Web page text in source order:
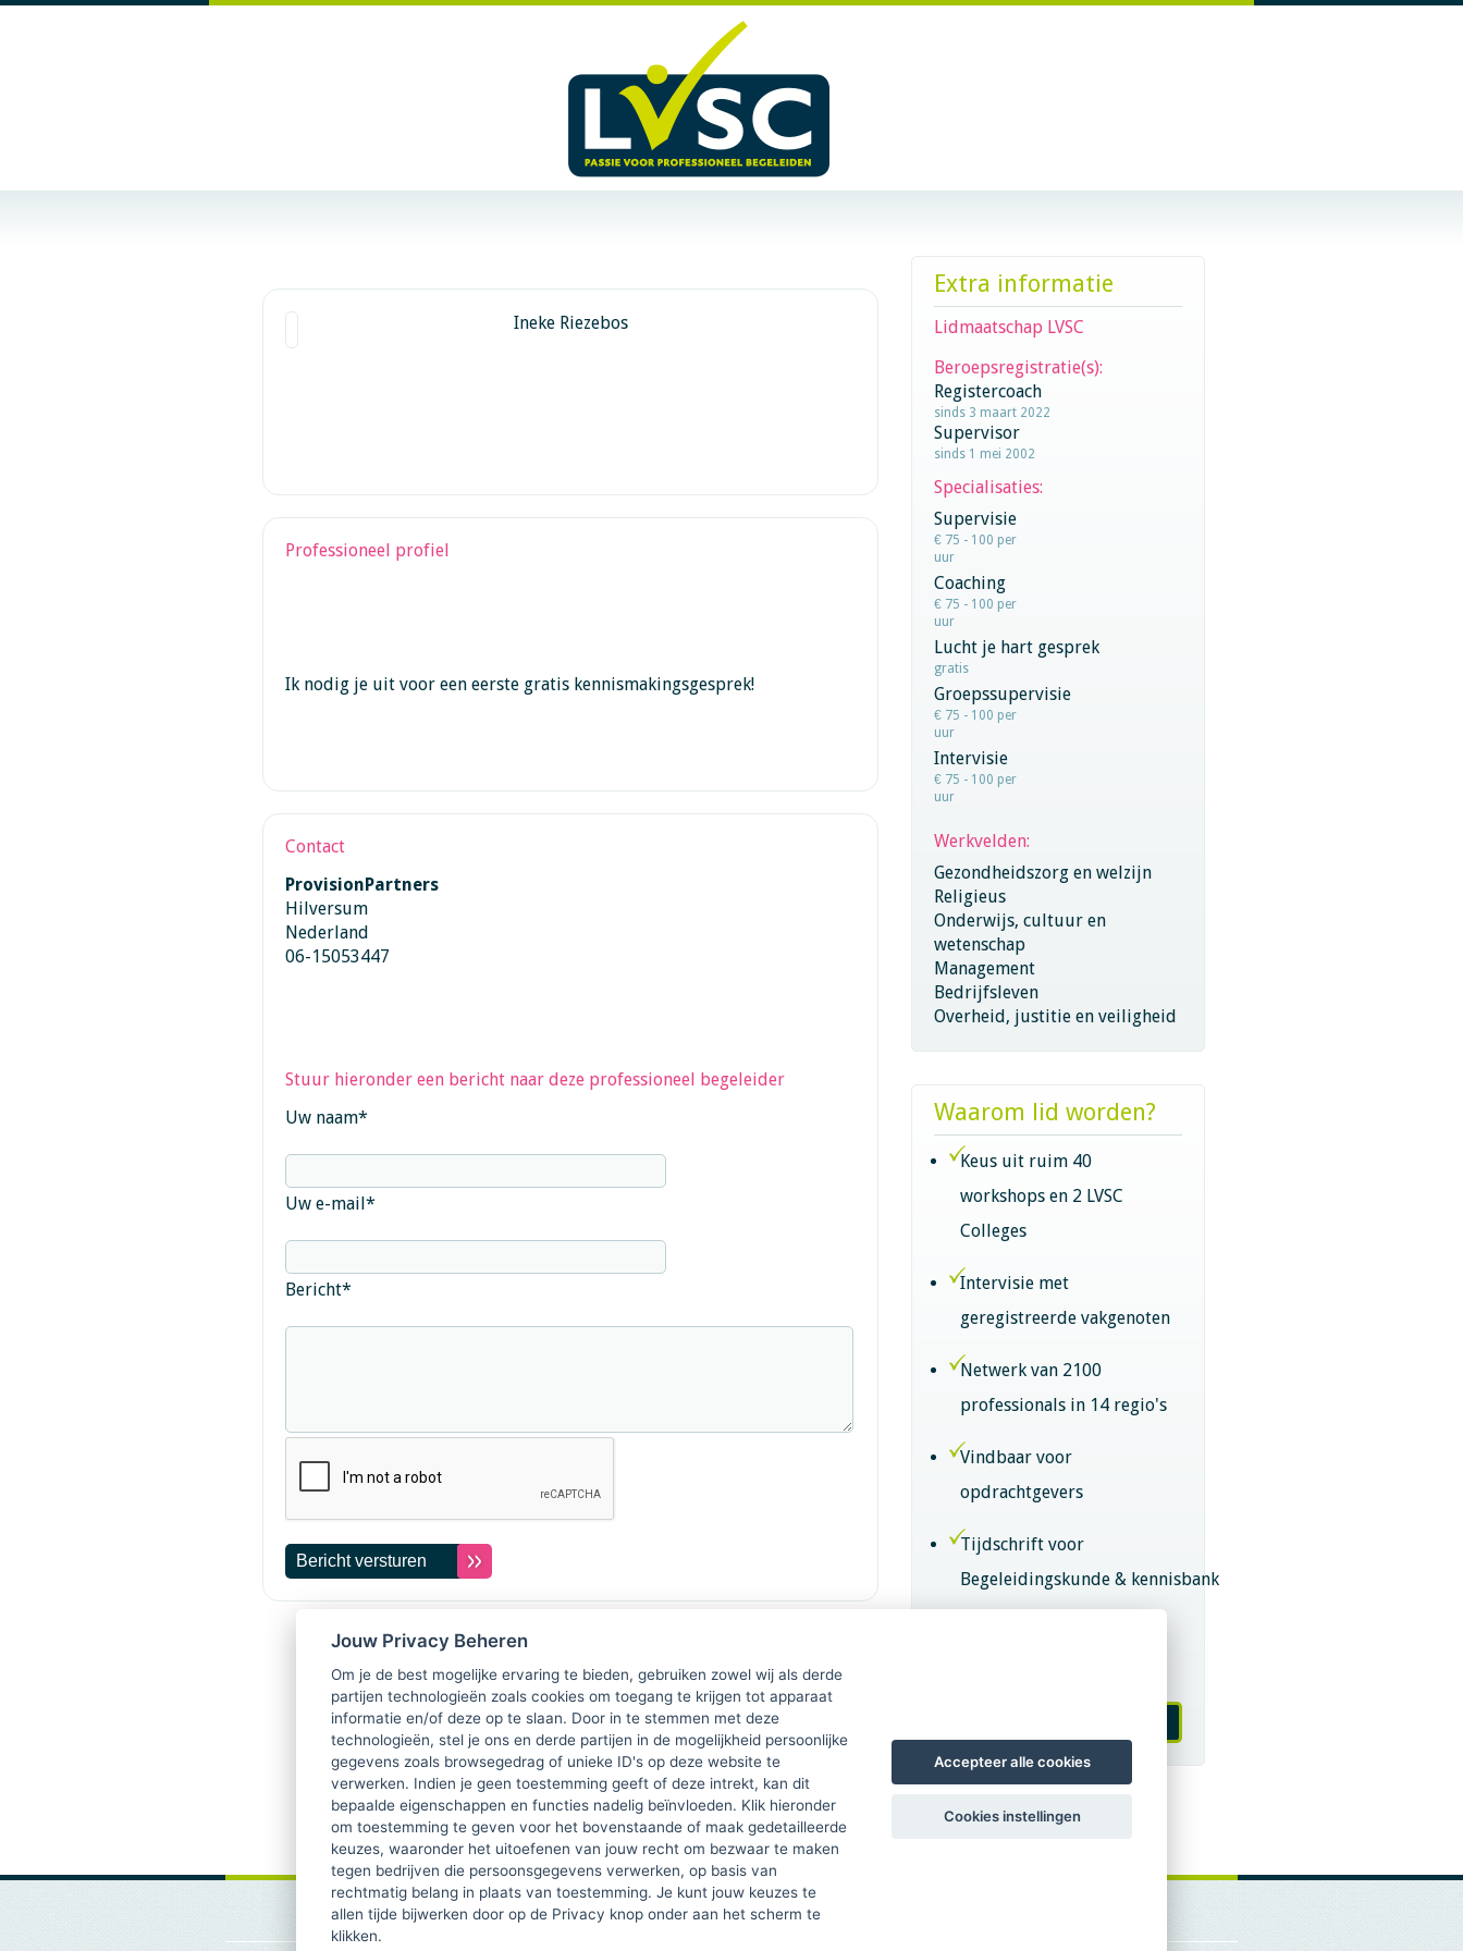
Ineke Riezebos
Professioneel profiel
Ik nodig je uit voor een eerste gratis kennismakingsgesprek!
Contact
ProvisionPartners
Hilversum
Nederland
06-15053447
Stuur hieronder een bericht naar deze professioneel begeleider
Uw naam*
Uw e-mail*
Bericht*
Extra informatie
Lidmaatschap LVSC
Beroepsregistratie(s):
Registercoach
sinds 3 maart 2022
Supervisor
sinds 1 mei 2002
Specialisaties:
Supervisie
€ 75 - 100 per
uur
Coaching
€ 75 - 100 per
uur
Lucht je hart gesprek
gratis
Groepssupervisie
€ 75 - 100 per
uur
Intervisie
€ 75 - 100 per
uur
Werkvelden:
Gezondheidszorg en welzijn
Religieus
Onderwijs, cultuur en
wetenschap
Management
Bedrijfsleven
Overheid, justitie en veiligheid
Waarom lid worden?
Keus uit ruim 40
workshops en 2 LVSC
Colleges
Intervisie met
geregistreerde vakgenoten
Netwerk van 2100
professionals in 14 regio's
Vindbaar voor
opdrachtgevers
Tijdschrift voor
Begeleidingskunde & kennisbank
Jouw Privacy Beheren
Om je de best mogelijke ervaring te bieden, gebruiken zowel wij als derde
partijen technologieën zoals cookies om toegang te krijgen tot apparaat
informatie en/of deze op te slaan. Door in te stemmen met deze
technologieën, stel je ons en derde partijen in de mogelijkheid persoonlijke
gegevens zoals browsegedrag of unieke ID's op deze website te
verwerken. Indien je geen toestemming geeft of deze intrekt, kan dit
bepaalde eigenschappen en functies nadelig beïnvloeden. Klik hieronder
om toestemming te geven voor het bovenstaande of maak gedetailleerde
keuzes, waaronder het uitoefenen van jouw recht om bezwaar te maken
tegen bedrijven die persoonsgegevens verwerken, op basis van
rechtmatig belang in plaats van toestemming. Je kunt jouw keuzes te
allen tijde bijwerken door op de Privacy knop onder aan het scherm te
klikken.
Accepteer alle cookies
Cookies instellingen